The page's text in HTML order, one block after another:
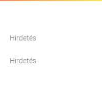
Hirdetés
Hirdetés